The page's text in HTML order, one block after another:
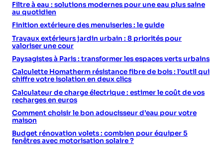
Filtre à eau : solutions modernes pour une eau plus saine
au quotidien
Finition extérieure des menuiseries : le guide
Travaux extérieurs jardin urbain : 8 priorités pour
valoriser une cour
Paysagistes à Paris : transformer les espaces verts urbains
Calculette Homatherm résistance fibre de bois : l’outil qui
chiffre votre isolation en deux clics
Calculateur de charge électrique : estimer le coût de vos
recharges en euros
Comment choisir le bon adoucisseur d’eau pour votre
maison
Budget rénovation volets : combien pour équiper 5
fenêtres avec motorisation solaire ?